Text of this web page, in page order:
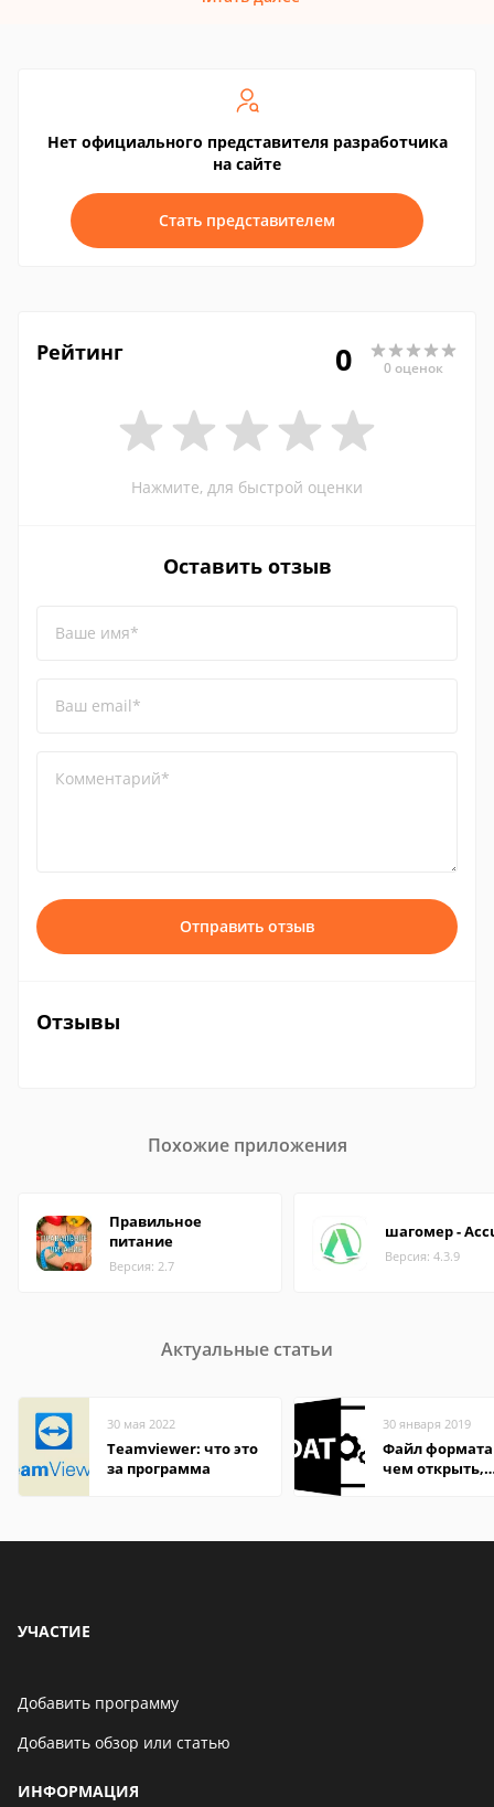
Нет официального представителя разработчика
на сайте
Стать представителем
Рейтинг 0 0 оценок
Нажмите, для быстрой оценки
Оставить отзыв
Ваше имя*
Ваш email*
Комментарий*
Отправить отзыв
Отзывы
Похожие приложения
Правильное
питание
Версия: 2.7
шагомер -
Версия: 4.3.9
Актуальные статьи
30 мая 2022
Teamviewer: что это
за программа
30 января 2019
Файл формата
чем открыть,
УЧАСТИЕ
Добавить программу
Добавить обзор или статью
ИНФОРМАЦИЯ